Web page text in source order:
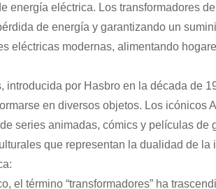
energía eléctrica. Los transformadores
de energía y garantizando un
eléctricas modernas, alimentando
introducida por Hasbro en la década de
en diversos objetos. Los
series animadas, cómics y películas
que representan la dualidad de
el término “transformadores” ha